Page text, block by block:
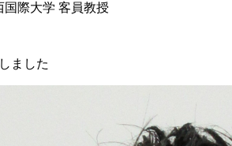
国際大学 客員教授
ました